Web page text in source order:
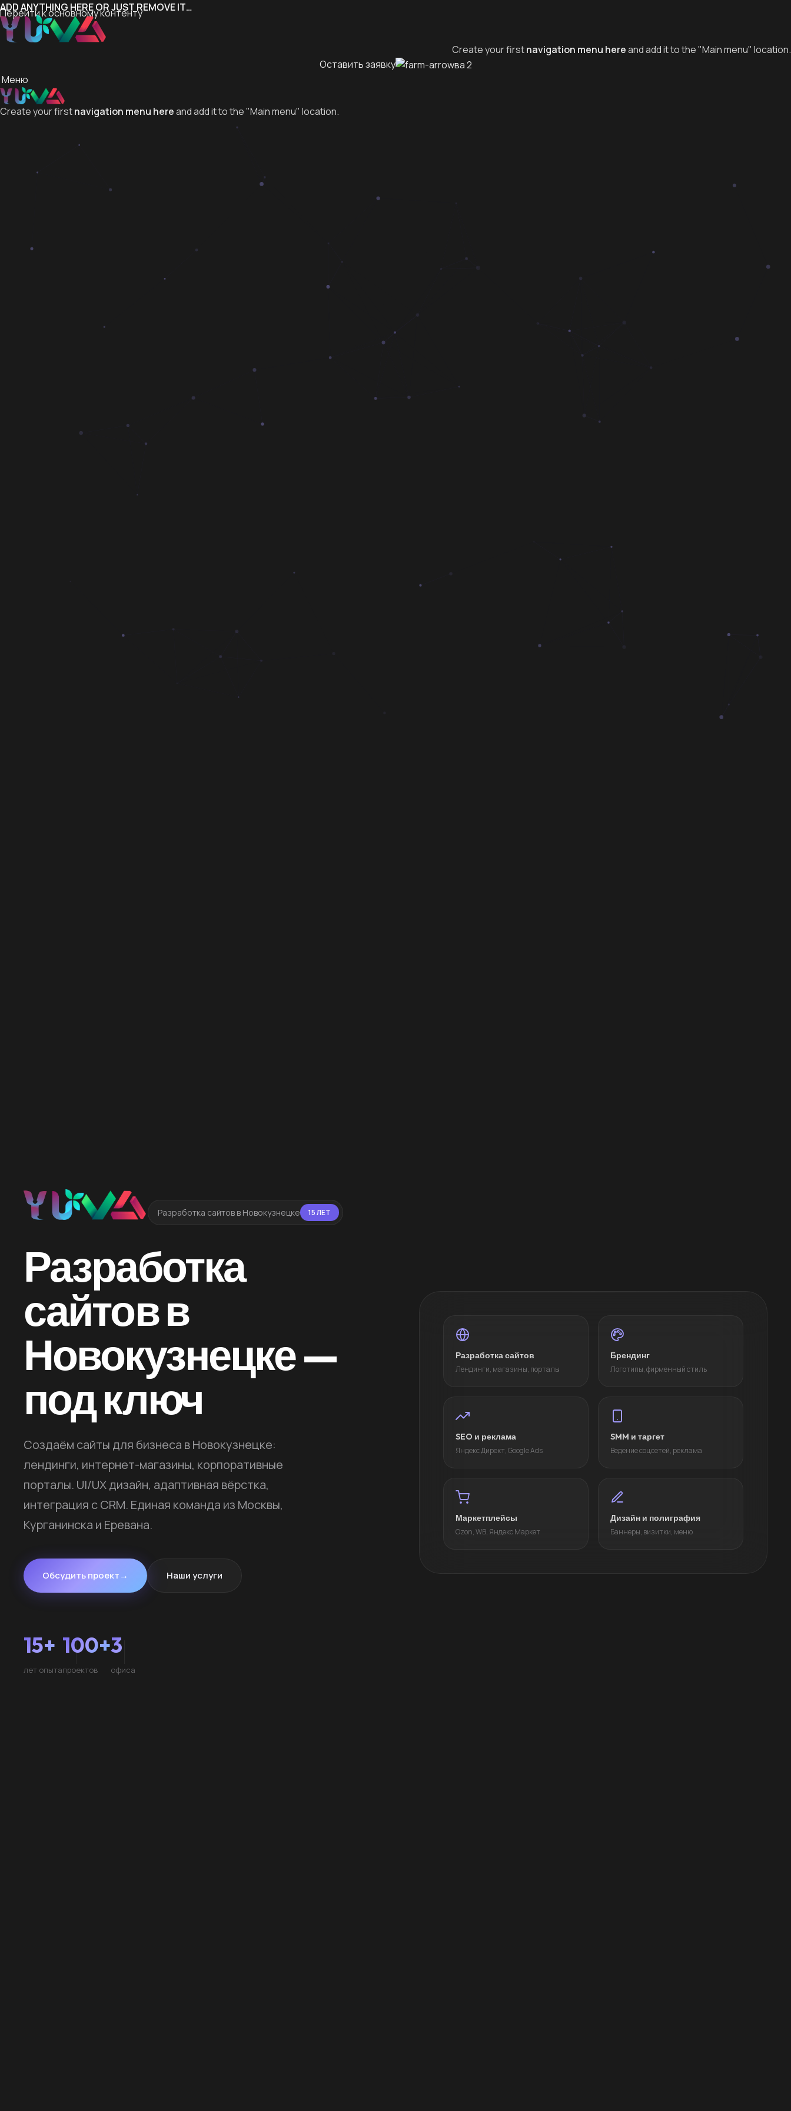
Перейти к основному контенту
ADD ANYTHING HERE OR JUST REMOVE IT…
Create your firstnavigation menu hereand add it to the "Main menu" location.
Оставить заявку
Меню
Create your firstnavigation menu hereand add it to the "Main menu" location.
Разработка сайтов в Новокузнецке 15 ЛЕТ
Разработка
сайтов в
Новокузнецке —
под ключ
Создаём сайты для бизнеса в Новокузнецке:
лендинги, интернет-магазины, корпоративные
порталы. UI/UX дизайн, адаптивная вёрстка,
интеграция с CRM. Единая команда из Москвы,
Курганинска и Еревана.
Обсудить проект→ Наши услуги
15+
лет опыта
100+
проектов
3
офиса
Разработка сайтов
Лендинги, магазины, порталы
Брендинг
Логотипы, фирменный стиль
SEO и реклама
Яндекс Директ, Google Ads
SMM и таргет
Ведение соцсетей, реклама
Маркетплейсы
Ozon, WB, Яндекс Маркет
Дизайн и полиграфия
Баннеры, визитки, меню